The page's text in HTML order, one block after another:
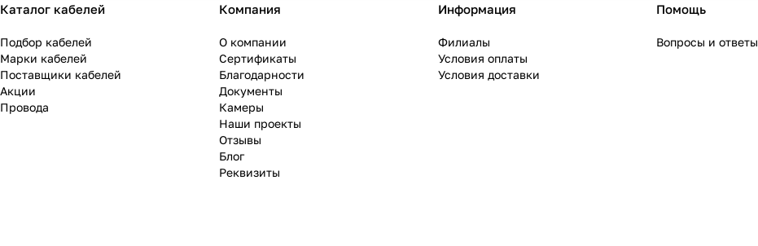
Каталог кабелей
Подбор кабелей
Марки кабелей
Поставщики кабелей
Акции
Провода
Компания
О компании
Сертификаты
Благодарности
Документы
Камеры
Наши проекты
Отзывы
Блог
Реквизиты
Информация
Филиалы
Условия оплаты
Условия доставки
Помощь
Вопросы и ответы